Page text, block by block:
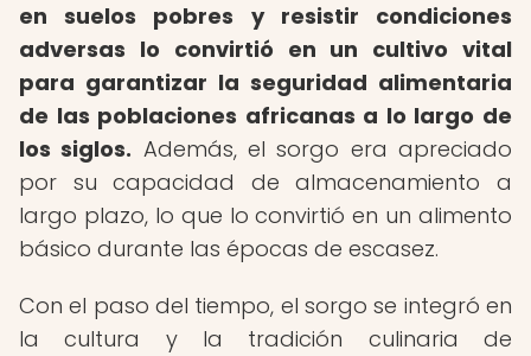
en suelos pobres y resistir condiciones
adversas lo convirtió en un cultivo vital
para garantizar la seguridad alimentaria
de las poblaciones africanas a lo largo de
los siglos. Además, el sorgo era apreciado
por su capacidad de almacenamiento a
largo plazo, lo que lo convirtió en un alimento
básico durante las épocas de escasez.
Con el paso del tiempo, el sorgo se integró en
la cultura y la tradición culinaria de